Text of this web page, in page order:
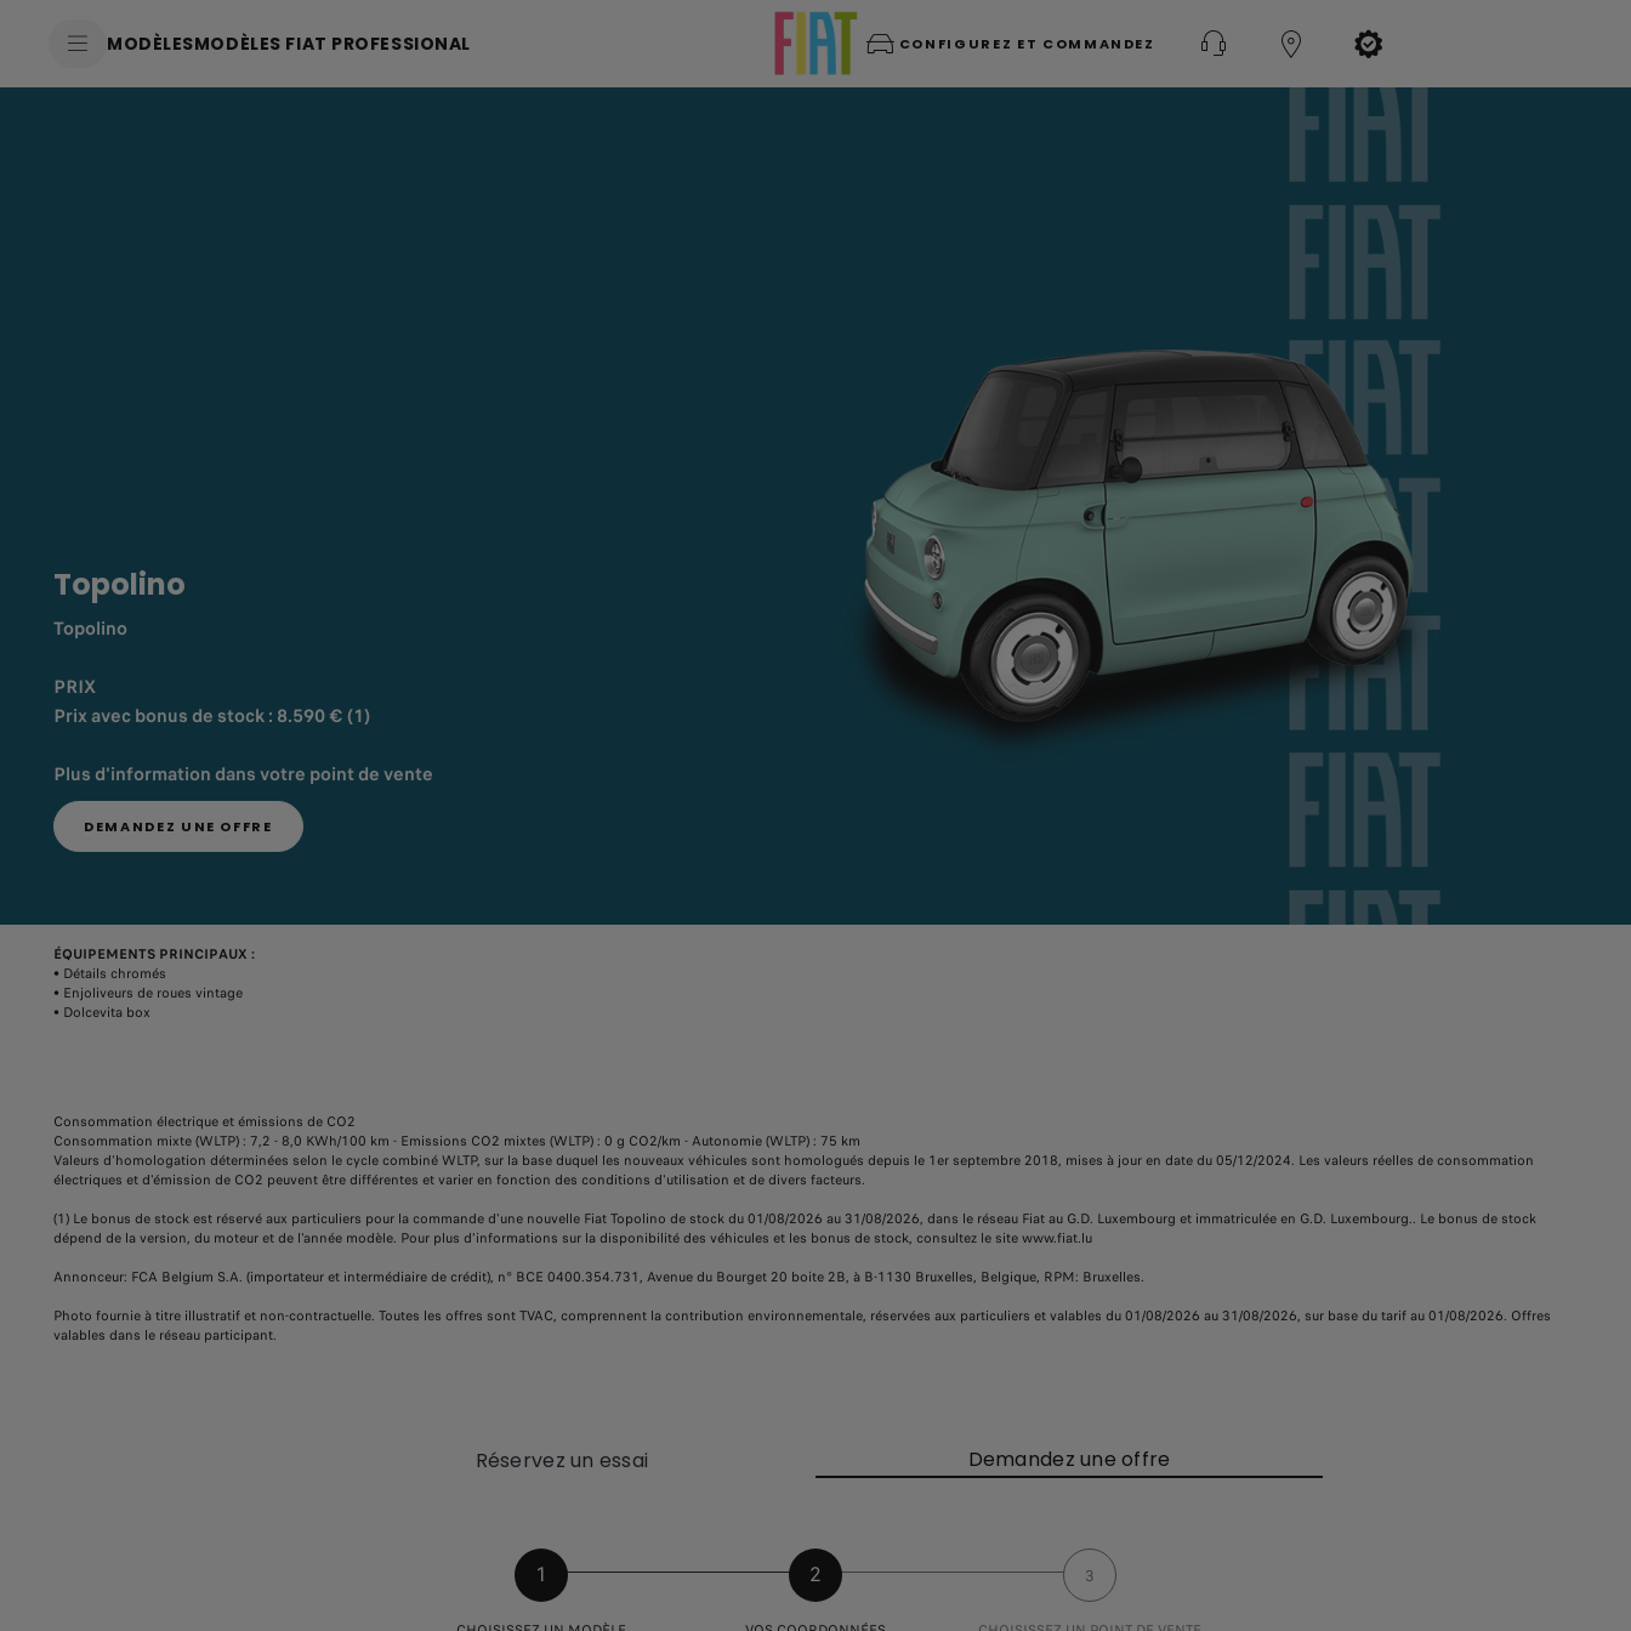
MODÈLESMODÈLES FIAT PROFESSIONAL CONFIGUREZ ET COMMANDEZ
Topolino
Topolino
PRIX
Prix avec bonus de stock : 8.590 € (1)
Plus d'information dans votre point de vente
DEMANDEZ UNE OFFRE
ÉQUIPEMENTS PRINCIPAUX :
• Détails chromés
• Enjoliveurs de roues vintage
• Dolcevita box
Consommation électrique et émissions de CO2
Consommation mixte (WLTP) : 7,2 - 8,0 KWh/100 km - Emissions CO2 mixtes (WLTP) : 0 g CO2/km - Autonomie (WLTP) : 75 km
Valeurs d'homologation déterminées selon le cycle combiné WLTP, sur la base duquel les nouveaux véhicules sont homologués depuis le 1er septembre 2018, mises à jour en date du 05/12/2024. Les valeurs réelles de consommation
électriques et d'émission de CO2 peuvent être différentes et varier en fonction des conditions d'utilisation et de divers facteurs.
(1) Le bonus de stock est réservé aux particuliers pour la commande d'une nouvelle Fiat Topolino de stock du 01/08/2026 au 31/08/2026, dans le réseau Fiat au G.D. Luxembourg et immatriculée en G.D. Luxembourg.. Le bonus de stock
dépend de la version, du moteur et de l'année modèle. Pour plus d'informations sur la disponibilité des véhicules et les bonus de stock, consultez le site www.fiat.lu
Annonceur: FCA Belgium S.A. (importateur et intermédiaire de crédit), n° BCE 0400.354.731, Avenue du Bourget 20 boite 2B, à B-1130 Bruxelles, Belgique, RPM: Bruxelles.
Photo fournie à titre illustratif et non-contractuelle. Toutes les offres sont TVAC, comprennent la contribution environnementale, réservées aux particuliers et valables du 01/08/2026 au 31/08/2026, sur base du tarif au 01/08/2026. Offres
valables dans le réseau participant.
Réservez un essai Demandez une offre
1 2 3